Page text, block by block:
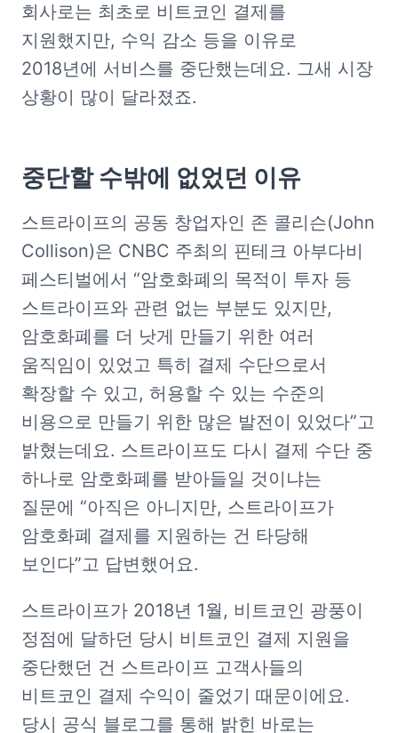
회사로는 최초로 비트코인 결제를
지원했지만, 수익 감소 등을 이유로
2018년에 서비스를 중단했는데요. 그새 시장
상황이 많이 달라졌죠.
중단할 수밖에 없었던 이유
스트라이프의 공동 창업자인 존 콜리슨(John
Collison)은 CNBC 주최의 핀테크 아부다비
페스티벌에서 “암호화폐의 목적이 투자 등
스트라이프와 관련 없는 부분도 있지만,
암호화폐를 더 낫게 만들기 위한 여러
움직임이 있었고 특히 결제 수단으로서
확장할 수 있고, 허용할 수 있는 수준의
비용으로 만들기 위한 많은 발전이 있었다”고
밝혔는데요. 스트라이프도 다시 결제 수단 중
하나로 암호화폐를 받아들일 것이냐는
질문에 “아직은 아니지만, 스트라이프가
암호화폐 결제를 지원하는 건 타당해
보인다”고 답변했어요.
스트라이프가 2018년 1월, 비트코인 광풍이
정점에 달하던 당시 비트코인 결제 지원을
중단했던 건 스트라이프 고객사들의
비트코인 결제 수익이 줄었기 때문이에요.
당시 공식 블로그를 통해 밝힌 바로는